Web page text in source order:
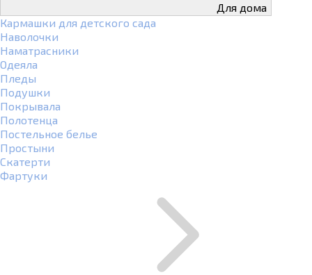
Для дома
Кармашки для детского сада
Наволочки
Наматрасники
Одеяла
Пледы
Подушки
Покрывала
Полотенца
Постельное белье
Простыни
Скатерти
Фартуки